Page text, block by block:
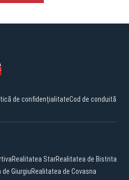
de confidențialitateCod de conduită
Realitatea StarRealitatea de Bistrita
GiurgiuRealitatea de Covasna